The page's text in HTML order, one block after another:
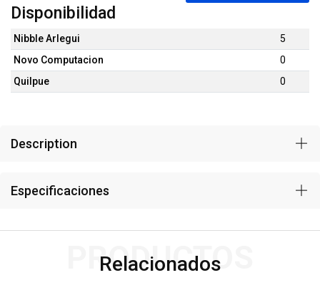
Disponibilidad
Nibble Arlegui
5
Novo Computacion
0
Quilpue
0
Description
Especificaciones
Relacionados
PRODUCTOS